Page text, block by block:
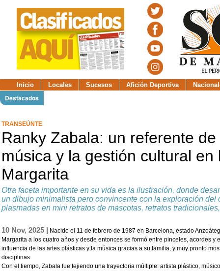
Inicio Locales Sucesos Afición Deportiva
Destacados
TRANSEÚNTE
Ranky Zabala: un referente
música y la gestión cultural en
Margarita
Otra faceta importante en su vida es la ilustración, donde
un dibujo minimalista pero convincente con la exploración del
plasmadas en mini retratos de mascotas, retratos
10 Nov, 2025 | Nacido el 11 de febrero de 1987 en Barcelona, estado
Margarita a los cuatro años y desde entonces se formó entre pinceles, acordes y
influencia de las artes plásticas y la música gracias a su familia, y muy pronto
disciplinas.
Con el tiempo, Zabala fue tejiendo una trayectoria múltiple: artista plástico,